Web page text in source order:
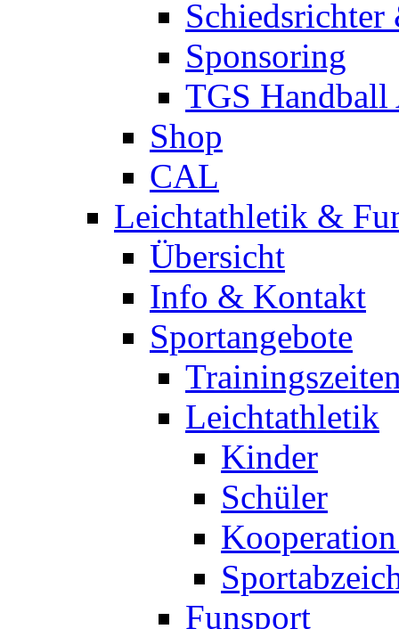
Schiedsrichter
Sponsoring
TGS Handball
Shop
CAL
Leichtathletik &
Übersicht
Info & Kontakt
Sportangebote
Leichtathletik
Kinder
Schüler
Funsport